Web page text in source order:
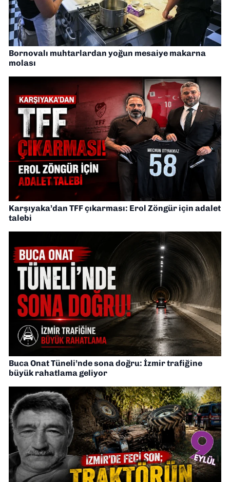
Bornovalı muhtarlardan yoğun mesaiye makarna
molası
Karşıyaka’dan TFF çıkarması: Erol Zöngür için adalet
talebi
Buca Onat Tüneli’nde sona doğru: İzmir trafiğine
büyük rahatlama geliyor